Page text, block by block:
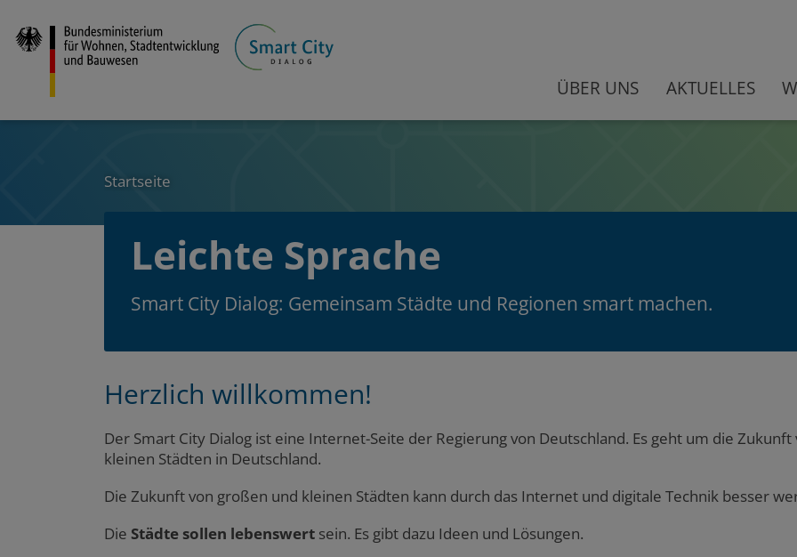
zum
Inhalt
ÜBER UNS AKTUELLES
Startseite
Leichte Sprache
Smart City Dialog: Gemeinsam Städte und Regionen smart machen.
Herzlich willkommen!
Der Smart City Dialog ist eine Internet-Seite der Regierung von Deutschland. Es geht um die
kleinen Städten in Deutschland.
Die Zukunft von großen und kleinen Städten kann durch das Internet und digitale Technik besser
Die Städte sollen lebenswert sein. Es gibt dazu Ideen und Lösungen.